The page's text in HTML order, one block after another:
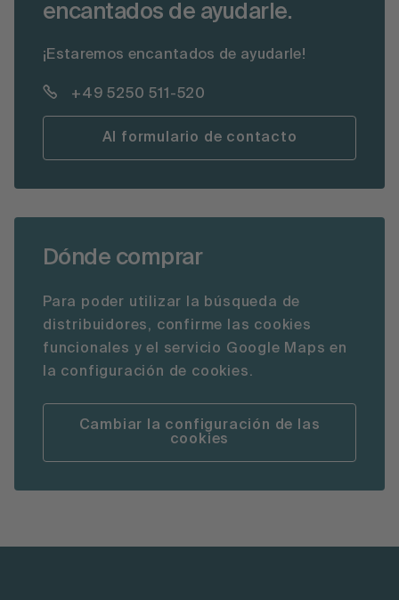
encantados de ayudarle.
¡Estaremos encantados de ayudarle!
+49 5250 511-520
Al formulario de contacto
Dónde comprar
Para poder utilizar la búsqueda de
distribuidores, confirme las cookies
funcionales y el servicio Google Maps en
la configuración de cookies.
Cambiar la configuración de las
cookies